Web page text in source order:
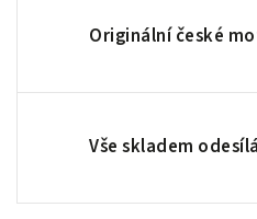
Originální české
Vše skladem